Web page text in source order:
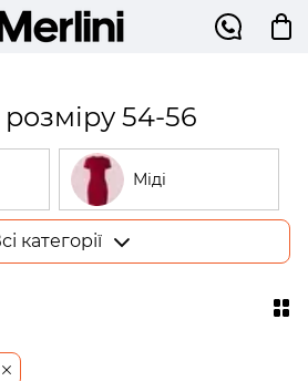
розміру 54-56
Міді
категорії